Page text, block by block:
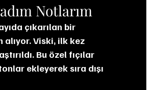
Notlarım
çıkarılan bir
alıyor. Viski, ilk kez
Bu özel fıçılar
ekleyerek sıra dışı